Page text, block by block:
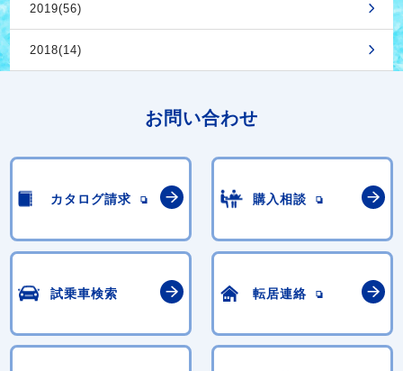
2019(56)
2018(14)
お問い合わせ
カタログ請求 購入相談
試乗車検索 転居連絡